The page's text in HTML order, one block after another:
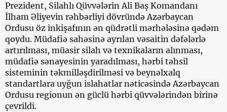
Prezident, Silahlı Qüvvələrin Ali Baş Komandanı
İlham Əliyevin rəhbərliyi dövründə Azərbaycan
Ordusu öz inkişafının ən qüdrətli mərhələsinə qədəm
qoydu. Müdafiə sahəsinə ayrılan vəsaitin dəfələrlə
artırılması, müasir silah və texnikaların alınması,
müdafiə sənayesinin yaradılması, hərbi təhsil
sisteminin təkmilləşdirilməsi və beynəlxalq
standartlara uyğun islahatlar nəticəsində Azərbaycan
Ordusu regionun ən güclü hərbi qüvvələrindən birinə
çevrildi.